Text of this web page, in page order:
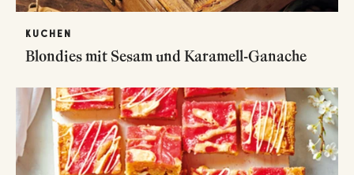
KUCHEN
Blondies mit Sesam und Karamell-Ganache